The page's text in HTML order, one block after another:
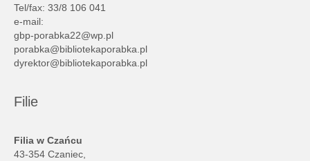
Tel/fax: 33/8 106 041
e-mail:
gbp-porabka22@wp.pl
porabka@bibliotekaporabka.pl
dyrektor@bibliotekaporabka.pl
Filie
Filia w Czańcu
43-354 Czaniec,